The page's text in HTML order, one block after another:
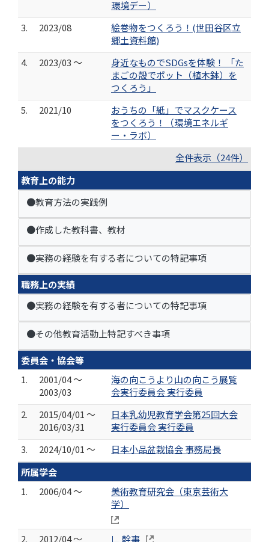
環境デー）
3.
2023/08
絵巻物をつくろう！(世田谷区立
郷土資料館)
4.
2023/03 ～
身近なものでSDGsを体験！ 「た
まごの殻でポット（植木鉢）を
つくろう」
5.
2021/10
おうちの「紙」でマスクケース
をつくろう！（環境エネルギ
ー・ラボ）
全件表示（24件）
教育上の能力
●教育方法の実践例
●作成した教科書、教材
●実務の経験を有する者についての特記事項
職務上の実績
●実務の経験を有する者についての特記事項
●その他教育活動上特記すべき事項
委員会・協会等
1.
2001/04 ～
2003/03
海の向こうより山の向こう展覧
会実行委員会 実行委員
2.
2015/04/01 ～
2016/03/31
日本乳幼児教育学会第25回大会
実行委員会 実行委員
3.
2024/10/01 ～
日本小品盆栽協会 事務局長
所属学会
1.
2006/04 ～
美術教育研究会（東京芸術大
学）
2.
2012/04 ～
∟ 幹事